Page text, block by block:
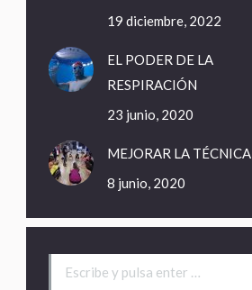
19 diciembre, 2022
EL PODER DE LA
RESPIRACIÓN
23 junio, 2020
MEJORAR LA TÉCNICA
8 junio, 2020
Buscar: